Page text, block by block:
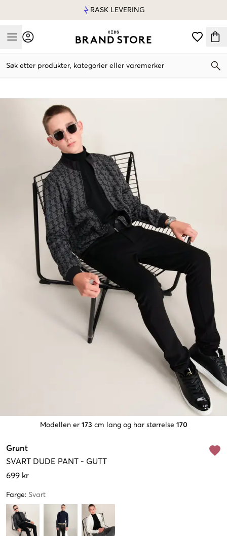
RASK LEVERING
Mobile Menu
Søk etter produkter, kategorier eller varemerker
Modellen er 173 cm lang og har størrelse 170
Grunt
SVART DUDE PANT - GUTT
699 kr
Farge: Svart